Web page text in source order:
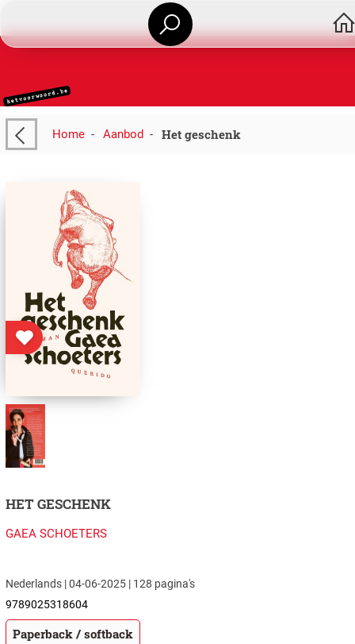
Home- Aanbod- Het geschenk
HET GESCHENK
GAEA SCHOETERS
Nederlands | 04-06-2025 | 128 pagina's
9789025318604
Paperback / softback